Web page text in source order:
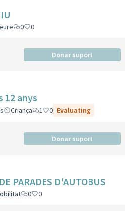
0 0
Donar suport
12 anys
Criança 1 0 Evaluating
Donar suport
PARADES D'AUTOBUS
0 0